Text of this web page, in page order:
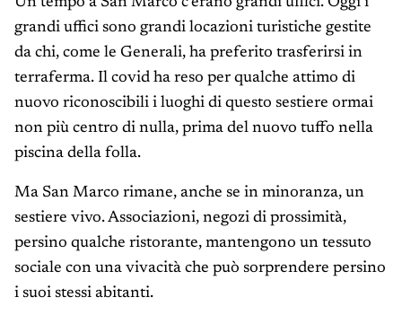
grandi uffici sono grandi locazioni turistiche gestite
da chi, come le Generali, ha preferito trasferirsi in
terraferma. Il covid ha reso per qualche attimo di
nuovo riconoscibili i luoghi di questo sestiere ormai
non più centro di nulla, prima del nuovo tuffo nella
piscina della folla.
Ma San Marco rimane, anche se in minoranza, un
sestiere vivo. Associazioni, negozi di prossimità,
persino qualche ristorante, mantengono un tessuto
sociale con una vivacità che può sorprendere persino
i suoi stessi abitanti.